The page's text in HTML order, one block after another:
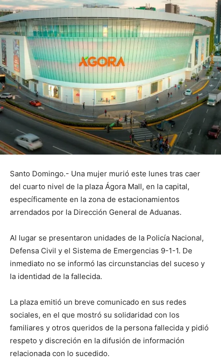
Santo Domingo.- Una mujer murió este lunes tras caer
del cuarto nivel de la plaza Ágora Mall, en la capital,
específicamente en la zona de estacionamientos
arrendados por la Dirección General de Aduanas.
Al lugar se presentaron unidades de la Policía Nacional,
Defensa Civil y el Sistema de Emergencias 9-1-1. De
inmediato no se informó las circunstancias del suceso y
la identidad de la fallecida.
La plaza emitió un breve comunicado en sus redes
sociales, en el que mostró su solidaridad con los
familiares y otros queridos de la persona fallecida y pidió
respeto y discreción en la difusión de información
relacionada con lo sucedido.